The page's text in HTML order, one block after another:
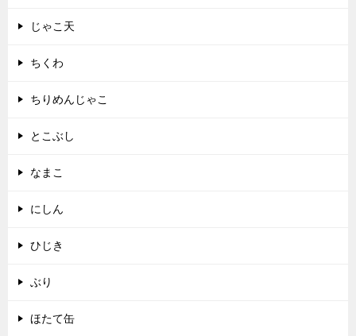
じゃこ天
ちくわ
ちりめんじゃこ
とこぶし
なまこ
にしん
ひじき
ぶり
ほたて缶